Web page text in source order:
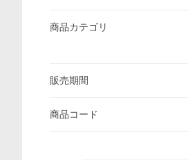
商品カテゴリ
販売期間
商品コード